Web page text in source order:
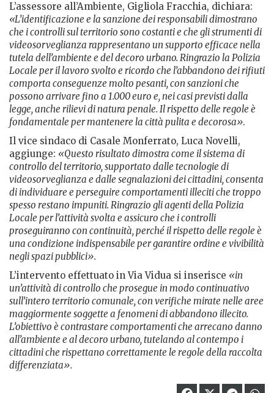
L’assessore all’Ambiente, Gigliola Fracchia, dichiara:
«L’identificazione e la sanzione dei responsabili dimostrano
che i controlli sul territorio sono costanti e che gli strumenti di
videosorveglianza rappresentano un supporto efficace nella
tutela dell’ambiente e del decoro urbano. Ringrazio la Polizia
Locale per il lavoro svolto e ricordo che l’abbandono dei rifiuti
comporta conseguenze molto pesanti, con sanzioni che
possono arrivare fino a 1.000 euro e, nei casi previsti dalla
legge, anche rilievi di natura penale. Il rispetto delle regole è
fondamentale per mantenere la città pulita e decorosa».
Il vice sindaco di Casale Monferrato, Luca Novelli,
aggiunge: «Questo risultato dimostra come il sistema di
controllo del territorio, supportato dalle tecnologie di
videosorveglianza e dalle segnalazioni dei cittadini, consenta
di individuare e perseguire comportamenti illeciti che troppo
spesso restano impuniti. Ringrazio gli agenti della Polizia
Locale per l’attività svolta e assicuro che i controlli
proseguiranno con continuità, perché il rispetto delle regole è
una condizione indispensabile per garantire ordine e vivibilità
negli spazi pubblici».
L’intervento effettuato in Via Vidua si inserisce «in
un’attività di controllo che prosegue in modo continuativo
sull’intero territorio comunale, con verifiche mirate nelle aree
maggiormente soggette a fenomeni di abbandono illecito.
L’obiettivo è contrastare comportamenti che arrecano danno
all’ambiente e al decoro urbano, tutelando al contempo i
cittadini che rispettano correttamente le regole della raccolta
differenziata».